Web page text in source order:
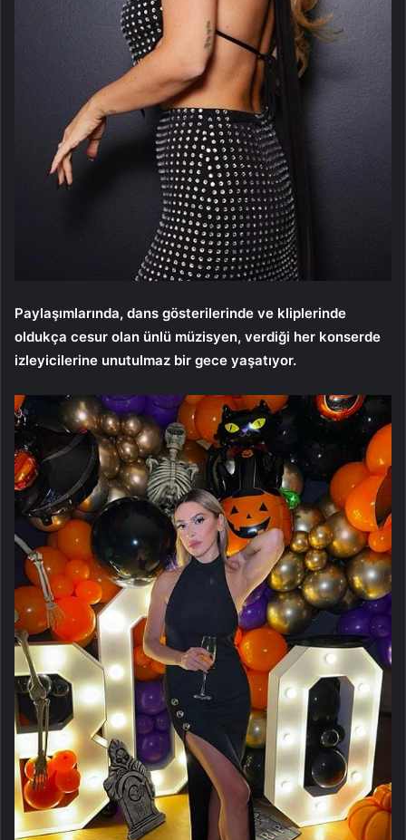
Paylaşımlarında, dans gösterilerinde ve kliplerinde
oldukça cesur olan ünlü müzisyen, verdiği her konserde
izleyicilerine unutulmaz bir gece yaşatıyor.